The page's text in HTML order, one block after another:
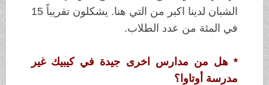
الشبان لدينا اكبر من التي هنا. يشكلون
تقريباً 15
في المئة من عدد الطلاب.
هل من مدارس اخرى جيدة في كيبيك غير
مدرسة أوتاوا؟